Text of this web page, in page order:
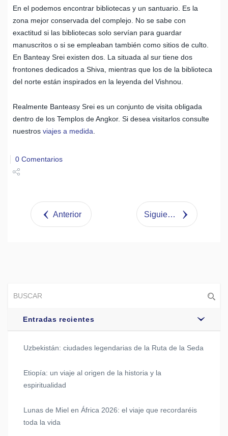
En el podemos encontrar bibliotecas y un santuario. Es la
zona mejor conservada del complejo. No se sabe con
exactitud si las bibliotecas solo servían para guardar
manuscritos o si se empleaban también como sitios de culto.
En Banteay Srei existen dos. La situada al sur tiene dos
frontones dedicados a Shiva, mientras que los de la biblioteca
del norte están inspirados en la leyenda del Vishnou.
Realmente Banteasy Srei es un conjunto de visita obligada
dentro de los Templos de Angkor. Si desea visitarlos consulte
nuestros viajes a medida
0 Comentarios
Tweet
Anterior Siguiente
Entradas recientes
Uzbekistán: ciudades legendarias de la Ruta de la Seda
Etiopía: un viaje al origen de la historia y la
espiritualidad
Lunas de Miel en África 2026: el viaje que recordaréis
toda la vida